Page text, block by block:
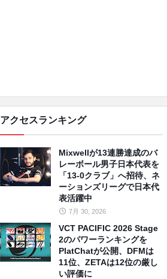
アクセスランキング
Mixwellが13連勝達成のバ
レーボール男子日本代表を
「13-0クラブ」へ招待、ネ
ーションズリーグで日本代
表活躍中
7月 30, 2026
VCT PACIFIC 2026 Stage
2のパワーランキングを
PlatChatが公開、DFMは
11位、ZETAは12位の厳し
い評価に